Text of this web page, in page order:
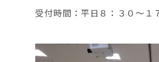
受付時間：平日８：３０～１